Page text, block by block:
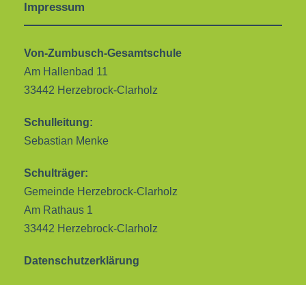
Impressum
Von-Zumbusch-Gesamtschule
Am Hallenbad 11
33442 Herzebrock-Clarholz
Schulleitung:
Sebastian Menke
Schulträger:
Gemeinde Herzebrock-Clarholz
Am Rathaus 1
33442 Herzebrock-Clarholz
Datenschutzerklärung